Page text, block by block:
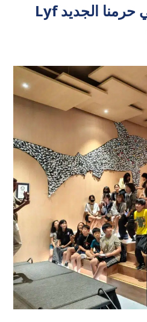
حفل تخرّج دافئ في حرمنا الجديد Lyf